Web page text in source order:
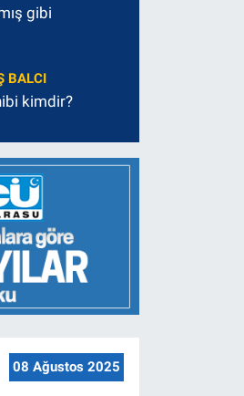
gibi
BALCI
kimdir?
08 Ağustos 2025